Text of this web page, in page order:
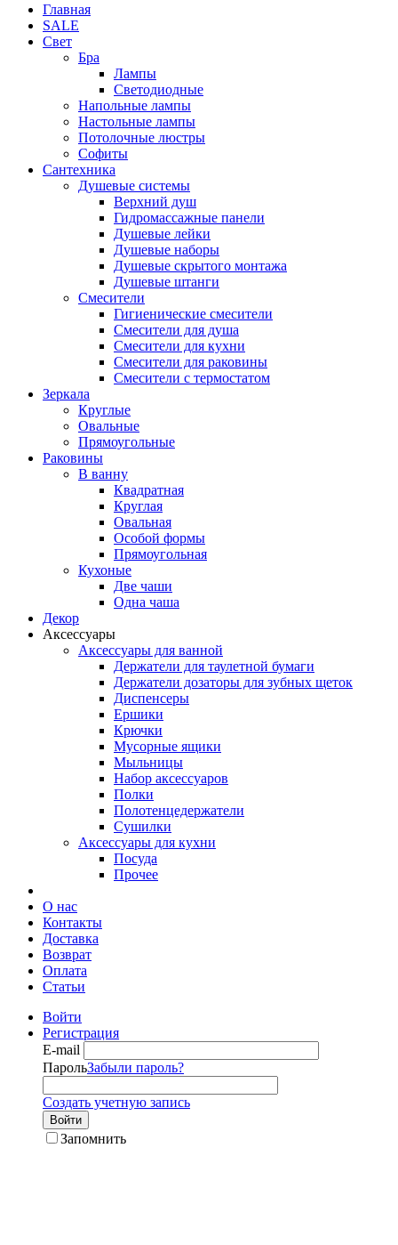
Главная
SALE
Свет
Бра
Лампы
Светодиодные
Напольные лампы
Настольные лампы
Потолочные люстры
Софиты
Сантехника
Душевые системы
Верхний душ
Гидромассажные панели
Душевые лейки
Душевые наборы
Душевые скрытого монтажа
Душевые штанги
Смесители
Гигиенические смесители
Смесители для душа
Смесители для кухни
Смесители для раковины
Смесители с термостатом
Зеркала
Круглые
Овальные
Прямоугольные
Раковины
В ванну
Квадратная
Круглая
Овальная
Особой формы
Прямоугольная
Кухоные
Две чаши
Одна чаша
Декор
Аксессуары
Аксессуары для ванной
Держатели для таулетной бумаги
Держатели дозаторы для зубных щеток
Диспенсеры
Ершики
Крючки
Мусорные ящики
Мыльницы
Набор аксессуаров
Полки
Полотенцедержатели
Сушилки
Аксессуары для кухни
Посуда
Прочее
О нас
Контакты
Доставка
Возврат
Оплата
Статьи
Войти
Регистрация
E-mail
ПарольЗабыли пароль?
Создать учетную запись
Войти
Запомнить